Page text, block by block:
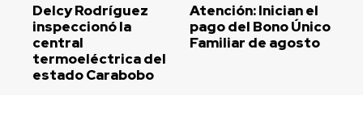
Delcy Rodríguez
inspeccionó la
central
termoeléctrica del
estado Carabobo
Atención: Inician el
pago del Bono Único
Familiar de agosto